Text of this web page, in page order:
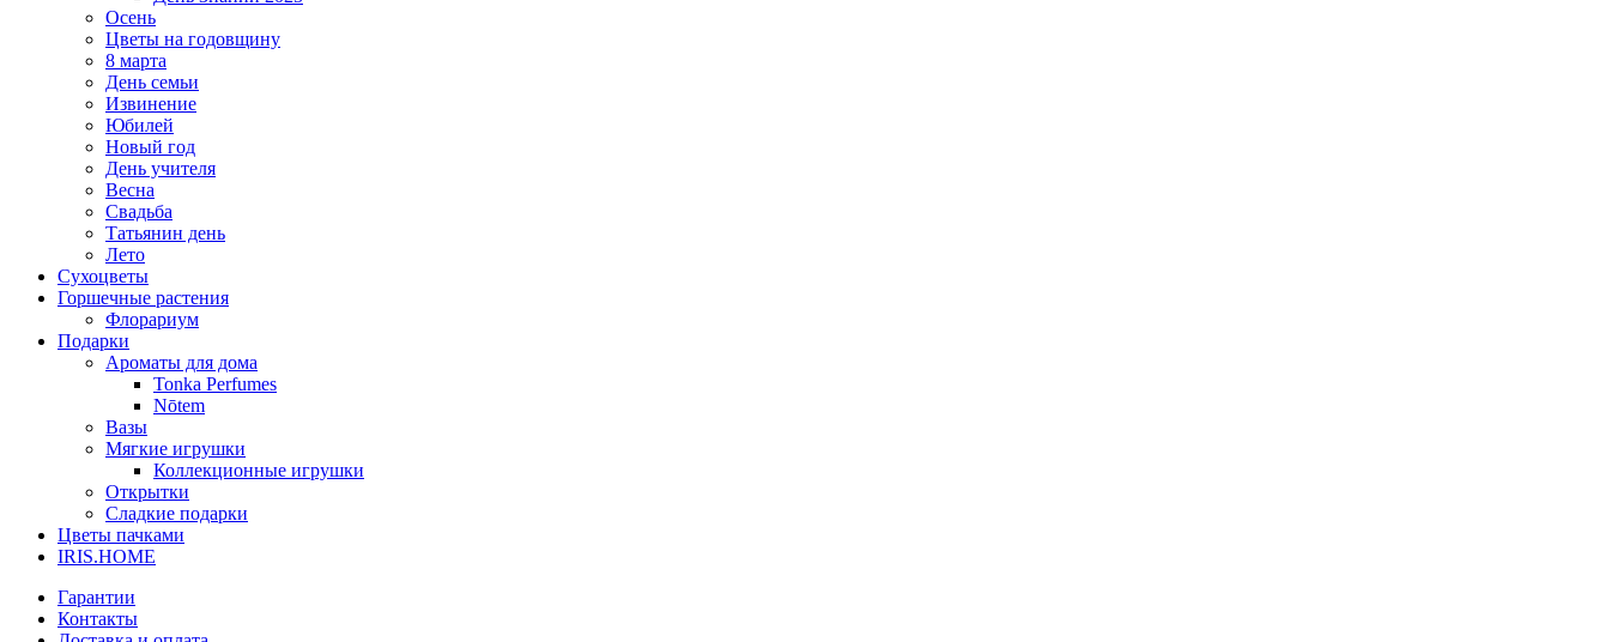
Осень
Цветы на годовщину
8 марта
День семьи
Извинение
Юбилей
Новый год
День учителя
Весна
Свадьба
Татьянин день
Лето
Сухоцветы
Горшечные растения
Флорариум
Подарки
Ароматы для дома
Tonka Perfumes
Nōtem
Вазы
Мягкие игрушки
Коллекционные игрушки
Открытки
Сладкие подарки
Цветы пачками
IRIS.HOME
Гарантии
Контакты